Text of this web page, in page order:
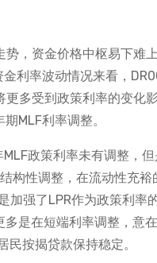
，资金价格中枢易下难
利率波动情况来看，
多受到政策利率的变化
MLF利率调整。
政策利率未有调整，
构性调整，在流动性充
加强了LPR作为政策利
多是在短端利率调整，意
民按揭贷款保持稳定。